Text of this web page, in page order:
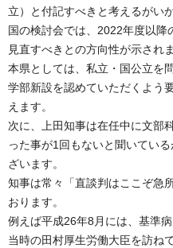
立）と付記すべきと考えるがい
国の検討会では、2022年度以
見直すべきとの方向性が示され
本県としては、私立・国公立を
学部新設を認めていただくよう
えます。
次に、上田知事は在任中に文部
った事が1回もないと聞いてい
ざいます。
知事は常々「直談判はここぞ急
おります。
例えば平成26年8月には、基準
当時の田村厚生労働大臣を訪ね